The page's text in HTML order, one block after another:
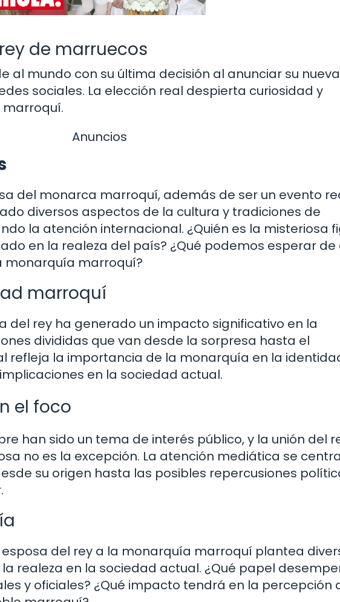
de marruecos
al mundo con su última decisión al anunciar su nueva
sociales. La elección real despierta curiosidad y
Anuncios
del monarca marroquí, además de ser un evento
diversos aspectos de la cultura y tradiciones de
la atención internacional. ¿Quién es la misteriosa
en la realeza del país? ¿Qué podemos esperar de
monarquía marroquí?
marroquí
del rey ha generado un impacto significativo en la
divididas que van desde la sorpresa hasta el
refleja la importancia de la monarquía en la
en la sociedad actual.
el foco
han sido un tema de interés público, y la unión del
no es la excepción. La atención mediática se
su origen hasta las posibles repercusiones
del rey a la monarquía marroquí plantea
realeza en la sociedad actual. ¿Qué papel
y oficiales? ¿Qué impacto tendrá en la percepción